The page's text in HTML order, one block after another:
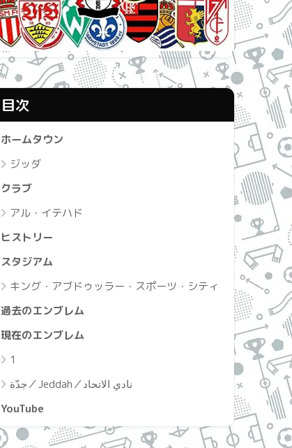
目次
ホームタウン
ジッダ
クラブ
アル・イテハド
ヒストリー
スタジアム
キング・アブドゥッラー・スポーツ・シティ
過去のエンブレム
現在のエンブレム
1
جدّة／Jeddah／نادي الاتحاد
YouTube